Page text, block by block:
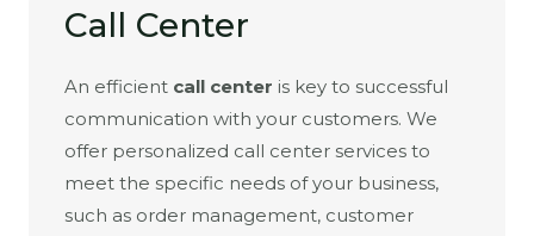
Call Center
An efficient call center is key to successful
communication with your customers. We
offer personalized call center services to
meet the specific needs of your business,
such as order management, customer